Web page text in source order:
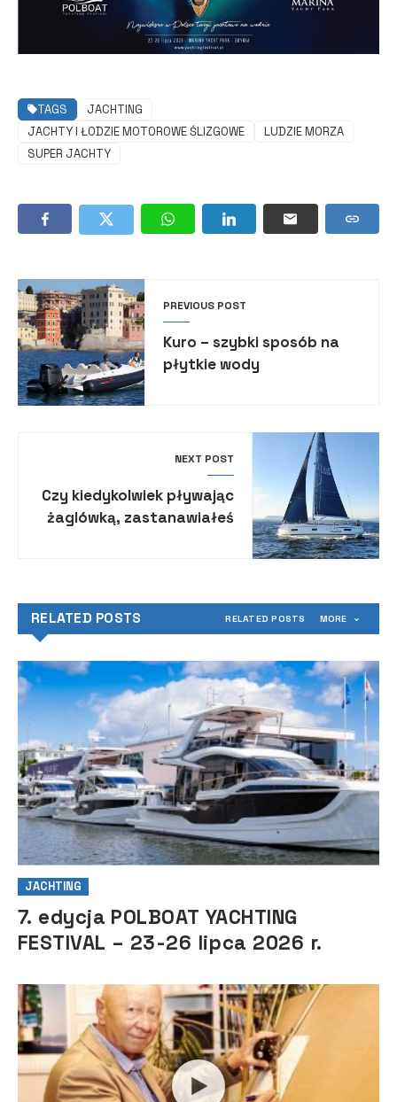
TAGS
JACHTING
JACHTY I ŁODZIE MOTOROWE ŚLIZGOWE
LUDZIE MORZA
SUPER JACHTY
PREVIOUS POST
Kuro – szybki sposób na
płytkie wody
NEXT POST
Czy kiedykolwiek pływając
żaglówką, zastanawiałeś
żaglami przy minimalnych
adaptacjach?
RELATED POSTS RELATED POSTS MORE
JACHTING
7. edycja POLBOAT YACHTING
FESTIVAL – 23-26 lipca 2026 r.